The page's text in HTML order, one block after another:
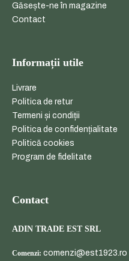
Găsește-ne în magazine
Contact
Informații utile
Livrare
Politica de retur
Termeni și condiții
Politica de confidențialitate
Politică cookies
Program de fidelitate
Contact
ADIN TRADE EST SRL
Comenzi: comenzi@est1923.ro